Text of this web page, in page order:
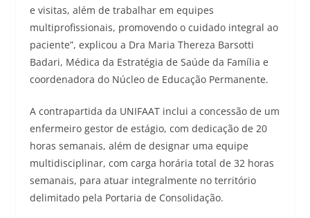
e visitas, além de trabalhar em equipes
multiprofissionais, promovendo o cuidado integral ao
paciente”, explicou a Dra Maria Thereza Barsotti
Badari, Médica da Estratégia de Saúde da Família e
coordenadora do Núcleo de Educação Permanente.
A contrapartida da UNIFAAT inclui a concessão de um
enfermeiro gestor de estágio, com dedicação de 20
horas semanais, além de designar uma equipe
multidisciplinar, com carga horária total de 32 horas
semanais, para atuar integralmente no território
delimitado pela Portaria de Consolidação.